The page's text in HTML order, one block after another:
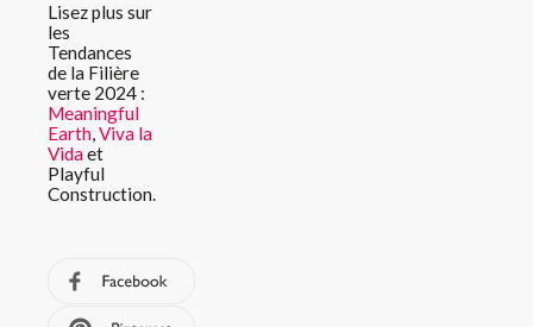
Lisez plus sur
les
Tendances
de la Filière
verte 2024 :
Meaningful
Earth,Viva la
Vidaet
Playful
Construction.